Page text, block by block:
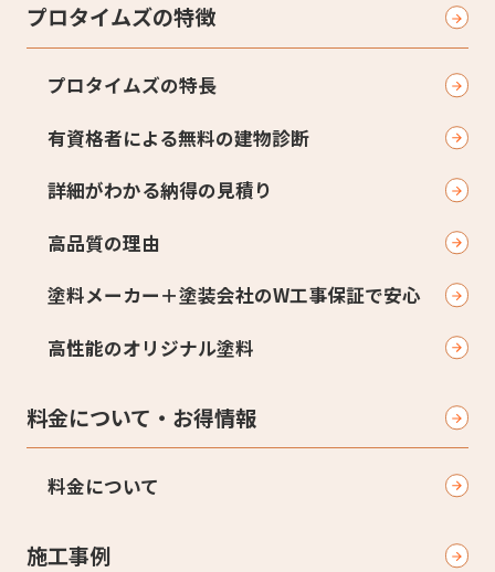
プロタイムズの特徴
プロタイムズの特長
有資格者による無料の建物診断
詳細がわかる納得の見積り
高品質の理由
塗料メーカー＋塗装会社のW工事保証で安心
高性能のオリジナル塗料
料金について・お得情報
料金について
施工事例